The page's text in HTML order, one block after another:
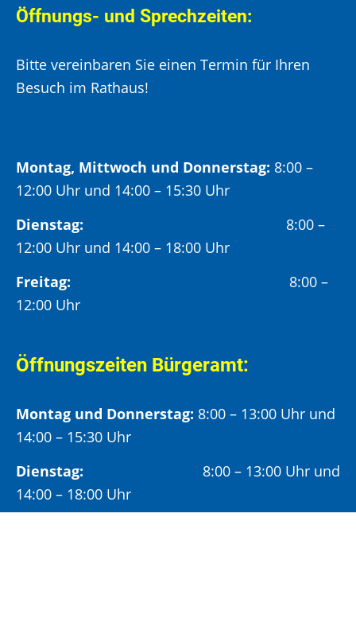
Öffnungs- und Sprechzeiten:
Bitte vereinbaren Sie einen Termin für Ihren
Besuch im Rathaus!
Montag, Mittwoch und Donnerstag: 8:00 –
12:00 Uhr und 14:00 – 15:30 Uhr
Dienstag: 8:00 –
12:00 Uhr und 14:00 – 18:00 Uhr
Freitag:
8:00 –
12:00 Uhr
Öffnungszeiten Bürgeramt:
Montag und Donnerstag: 8:00 – 13:00 Uhr und
14:00 – 15:30 Uhr
Dienstag: 8:00 – 13:00 Uhr und
14:00 – 18:00 Uhr